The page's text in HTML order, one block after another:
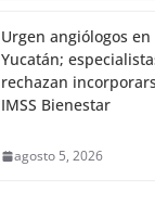
Urgen angiólogos en
Yucatán;
rechazan
IMSS Bienestar
agosto 5, 2026